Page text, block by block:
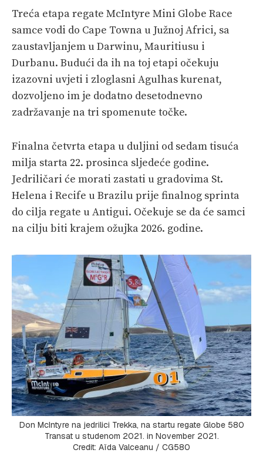
Treća etapa regate McIntyre Mini Globe Race
samce vodi do Cape Towna u Južnoj Africi, sa
zaustavljanjem u Darwinu, Mauritiusu i
Durbanu. Budući da ih na toj etapi očekuju
izazovni uvjeti i zloglasni Agulhas kurenat,
dozvoljeno im je dodatno desetodnevno
zadržavanje na tri spomenute točke.
Finalna četvrta etapa u duljini od sedam tisuća
milja starta 22. prosinca sljedeće godine.
Jedriličari će morati zastati u gradovima St.
Helena i Recife u Brazilu prije finalnog sprinta
do cilja regate u Antigui. Očekuje se da će samci
na cilju biti krajem ožujka 2026. godine.
Don McIntyre na jedrilici Trekka, na startu regate Globe 580
Transat u studenom 2021. in November 2021.
Credit: Aïda Valceanu / CG580